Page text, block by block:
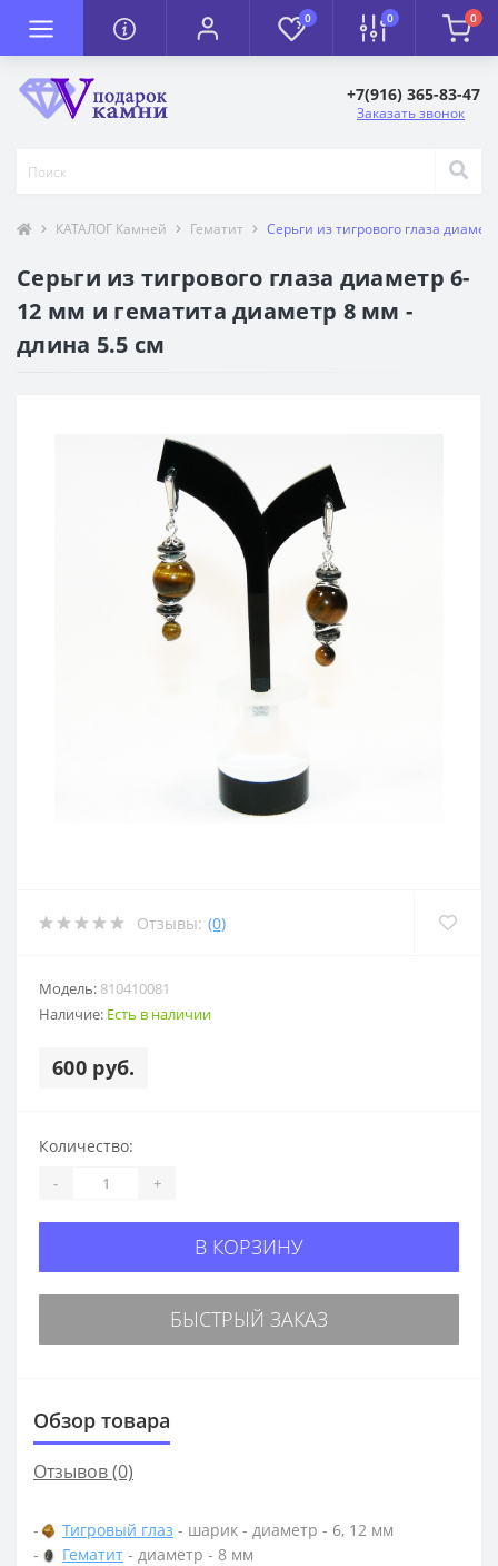
0 0 0
+7(916) 365-83-47
Заказать звонок
КАТАЛОГ Камней Гематит Серьги из тигрового глаза
Серьги из тигрового глаза диаметр 6-
12 мм и гематита диаметр 8 мм -
длина 5.5 см
Отзывы: (0)
Модель: 810410081
Наличие: Есть в наличии
600 руб.
Количество:
- +
В КОРЗИНУ
БЫСТРЫЙ ЗАКАЗ
Обзор товара
Отзывов (0)
- Тигровый глаз - шарик - диаметр - 6, 12 мм
-
Гематит - диаметр - 8 мм